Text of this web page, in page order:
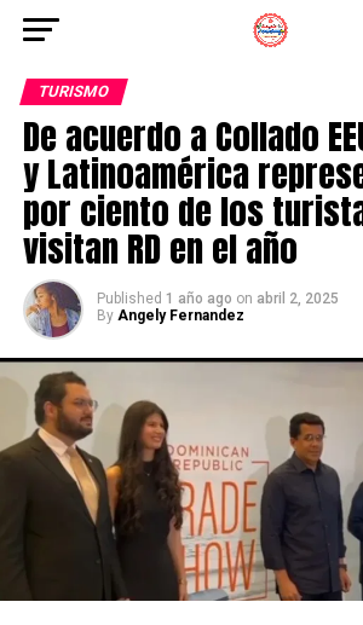
TURISMO
De acuerdo a Collado
y Latinoamérica
por ciento de los
visitan RD en el año
Published 1 año ago on abril 2, 2025
By Angely Fernandez